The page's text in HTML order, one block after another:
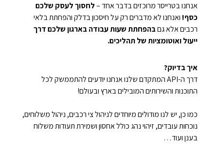
אנחנו בטרייסר מרוכזים בדבר אחד –לחסוך לעסק שלכם
כסף! ואנחנו לא מדברים רק על חיסכון בדלק והפחתת בלאי
רכבים אלא גםבהפחתת שעות עבודה בארגון שלכם דרך
ייעול ואוטומציות של תהליכים.
איך בדיוק?
דרך ה-API המתקדם שלנו אנחנו יודעים להתממשק לכל
התוכנות והשירותים המובילים בארץ ובעולם!
כמו כן, יש לנו מודולים מיוחדים לניהול צי רכבים, ניהול משלוחים,
נוכחות עובדים, זיהוי נהג כולל אחסון ושמירת תעודות משלוח
בענן ועוד…